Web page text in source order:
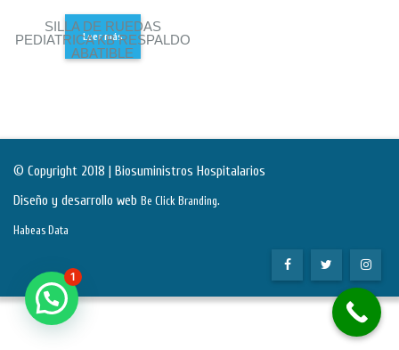
SILLA DE RUEDAS
PEDIATRICA KB RESPALDO
ABATIBLE
Leer más
© Copyright 2018 | Biosuministros Hospitalarios
Diseño y desarrollo web Be Click Branding.
Habeas Data
1